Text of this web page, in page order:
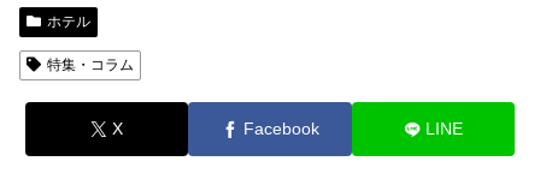
ホテル
特集・コラム
X Facebook LINE